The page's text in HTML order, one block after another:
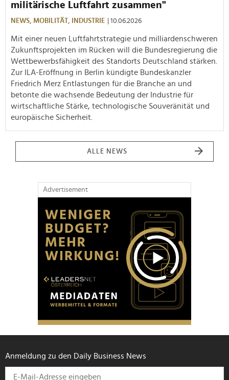
militärische Luftfahrt zusammen"
NEWS, MOBILITÄT, INDUSTRIE | 10.06.2026
Mit einer neuen Luftfahrtstrategie und milliardenschweren
Zukunftsprojekten im Rücken will die Bundesregierung die
Wettbewerbsfähigkeit des Standorts Deutschland stärken.
Zur ILA-Eröffnung in Berlin kündigte Bundeskanzler
Friedrich Merz Entlastungen für die Branche an und
betonte die wachsende Bedeutung der Industrie für
wirtschaftliche Stärke, technologische Souveränität und
europäische Sicherheit.
ALLE NEWS
Advertisement
Anmeldung zu den Daily Business News